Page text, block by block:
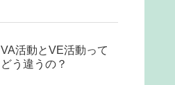
VA活動とVE活動って
どう違うの？